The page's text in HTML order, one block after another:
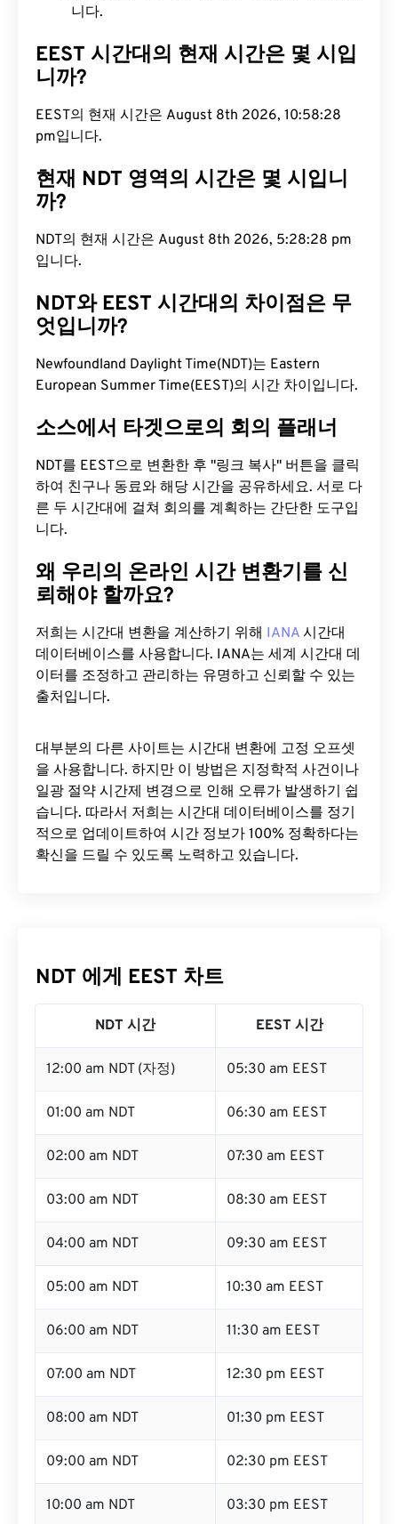
니다.
EEST 시간대의 현재 시간은 몇 시입
니까?
EEST의 현재 시간은 August 8th 2026, 10:58:29
pm입니다.
현재 NDT 영역의 시간은 몇 시입니
까?
NDT의 현재 시간은 August 8th 2026, 5:28:29 pm
입니다.
NDT와 EEST 시간대의 차이점은 무
엇입니까?
Newfoundland Daylight Time(NDT)는 Eastern
European Summer Time(EEST)의 시간 차이입니다.
소스에서 타겟으로의 회의 플래너
NDT를 EEST으로 변환한 후 "링크 복사" 버튼을 클릭
하여 친구나 동료와 해당 시간을 공유하세요. 서로 다
른 두 시간대에 걸쳐 회의를 계획하는 간단한 도구입
니다.
왜 우리의 온라인 시간 변환기를 신
뢰해야 할까요?
저희는 시간대 변환을 계산하기 위해 IANA 시간대
데이터베이스를 사용합니다. IANA는 세계 시간대 데
이터를 조정하고 관리하는 유명하고 신뢰할 수 있는
출처입니다.
대부분의 다른 사이트는 시간대 변환에 ​​고정 오프셋
을 사용합니다. 하지만 이 방법은 지정학적 사건이나
일광 절약 시간제 변경으로 인해 오류가 발생하기 쉽
습니다. 따라서 저희는 시간대 데이터베이스를 정기
적으로 업데이트하여 시간 정보가 100% 정확하다는
확신을 드릴 수 있도록 노력하고 있습니다.
NDT 에게 EEST 차트
NDT 시간 EEST 시간
12:00 am NDT (자정) 05:30 am EEST
01:00 am NDT 06:30 am EEST
02:00 am NDT 07:30 am EEST
03:00 am NDT 08:30 am EEST
04:00 am NDT 09:30 am EEST
05:00 am NDT 10:30 am EEST
06:00 am NDT 11:30 am EEST
07:00 am NDT 12:30 pm EEST
08:00 am NDT 01:30 pm EEST
09:00 am NDT 02:30 pm EEST
10:00 am NDT 03:30 pm EEST